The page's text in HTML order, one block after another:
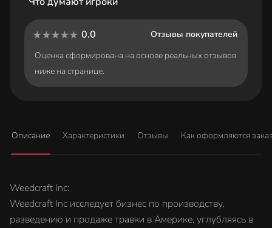
0.0
Отзывы покупателей
Оценка сформирована на основе реальных отзывов
ниже на странице.
Описание Характеристики Отзывы Как оформляются
Weedcraft Inc:
Weedcraft Inc исследует бизнес по производству,
разведению и продаже травки в Америке, углубляясь в